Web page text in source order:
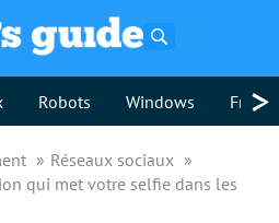
Robots Windows >
Réseaux sociaux
qui met votre selfie dans les